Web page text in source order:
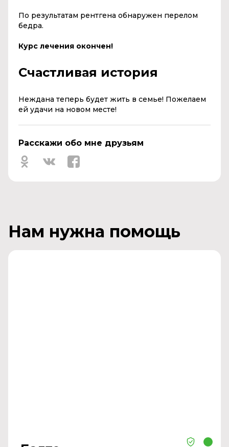
По результатам рентгена обнаружен перелом
бедра.
Курс лечения окончен!
Счастливая история
Неждана теперь будет жить в семье! Пожелаем
ей удачи на новом месте!
Расскажи обо мне друзьям
Нам нужна помощь